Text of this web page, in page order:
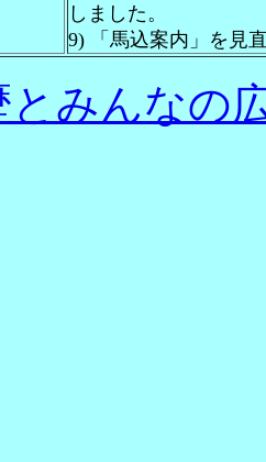
しました。
9) 「馬込案内」を見
とみんなの